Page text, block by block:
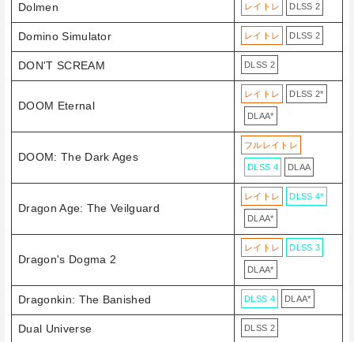
Dolmen レイトレ DLSS 2
Domino Simulator レイトレ DLSS 2
DON'T SCREAM DLSS 2
DOOM Eternal
レイトレ DLSS 2*
DLAA*
DOOM: The Dark Ages
フルレイトレ
DLSS 4 DLAA
Dragon Age: The Veilguard
レイトレ DLSS 4*
DLAA*
Dragon's Dogma 2
レイトレ DLSS 3
DLAA*
Dragonkin: The Banished DLSS 4 DLAA*
Dual Universe DLSS 2